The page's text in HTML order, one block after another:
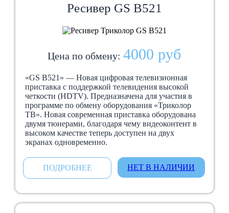
Ресивер GS В521
Цена по обмену:4000 руб
«GS B521» — Новая цифровая телевизионная
приставка с поддержкой телевидения высокой
четкости (HDTV). Предназначена для участия в
программе по обмену оборудования «Триколор
ТВ». Новая современная приставка оборудована
двумя тюнерами, благодаря чему видеоконтент в
высоком качестве теперь доступен на двух
экранах одновременно.
ПОДРОБНЕЕ НЕТ В НАЛИЧИИ